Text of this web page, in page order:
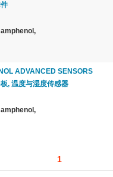
ADVANCED SENSORS
, 温度与湿度传感器
1